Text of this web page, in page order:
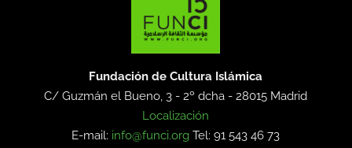
Fundación de Cultura Islámica
C/ Guzmán el Bueno, 3 - 2º dcha -28015 Madrid
Localización
E-mail: info@funci.org Tel: 91 543 46 73